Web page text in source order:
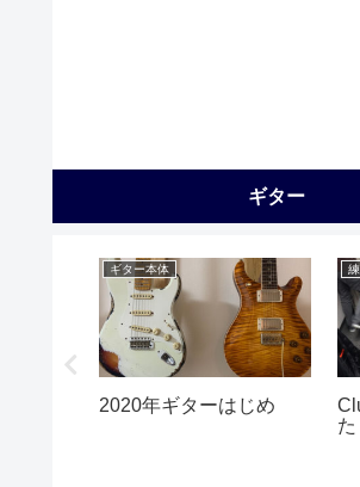
ギター
ギター本体
2020年ギターはじめ
た